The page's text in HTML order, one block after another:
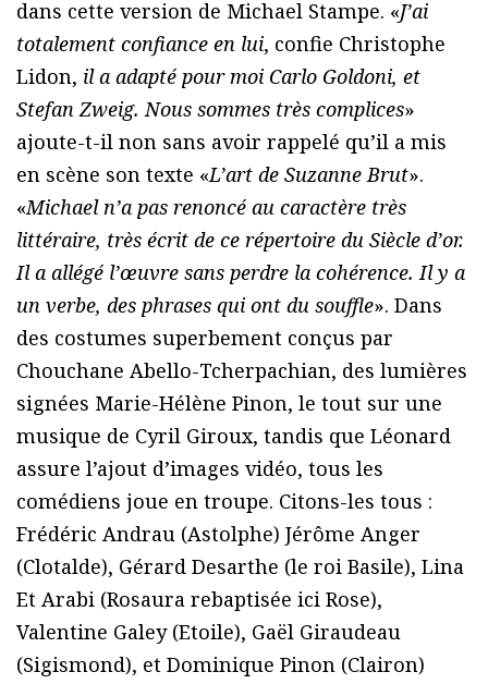
dans cette version de Michael Stampe. «J’ai
totalement confiance en lui, confie Christophe
Lidon, il a adapté pour moi Carlo Goldoni, et
Stefan Zweig. Nous sommes très complices»
ajoute-t-il non sans avoir rappelé qu’il a mis
en scène son texte «L’art de Suzanne Brut».
«Michael n’a pas renoncé au caractère très
littéraire, très écrit de ce répertoire du Siècle d’or.
Il a allégé l’œuvre sans perdre la cohérence. Il y a
un verbe, des phrases qui ont du souffle». Dans
des costumes superbement conçus par
Chouchane Abello-Tcherpachian, des lumières
signées Marie-Hélène Pinon, le tout sur une
musique de Cyril Giroux, tandis que Léonard
assure l’ajout d’images vidéo, tous les
comédiens joue en troupe. Citons-les tous :
Frédéric Andrau (Astolphe) Jérôme Anger
(Clotalde), Gérard Desarthe (le roi Basile), Lina
Et Arabi (Rosaura rebaptisée ici Rose),
Valentine Galey (Etoile), Gaël Giraudeau
(Sigismond), et Dominique Pinon (Clairon)